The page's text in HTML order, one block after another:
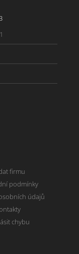
firmu
podmínky
údajů
chybu